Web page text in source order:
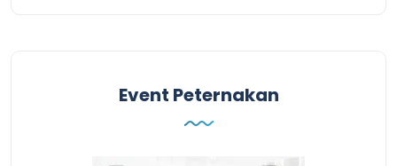
Event Peternakan